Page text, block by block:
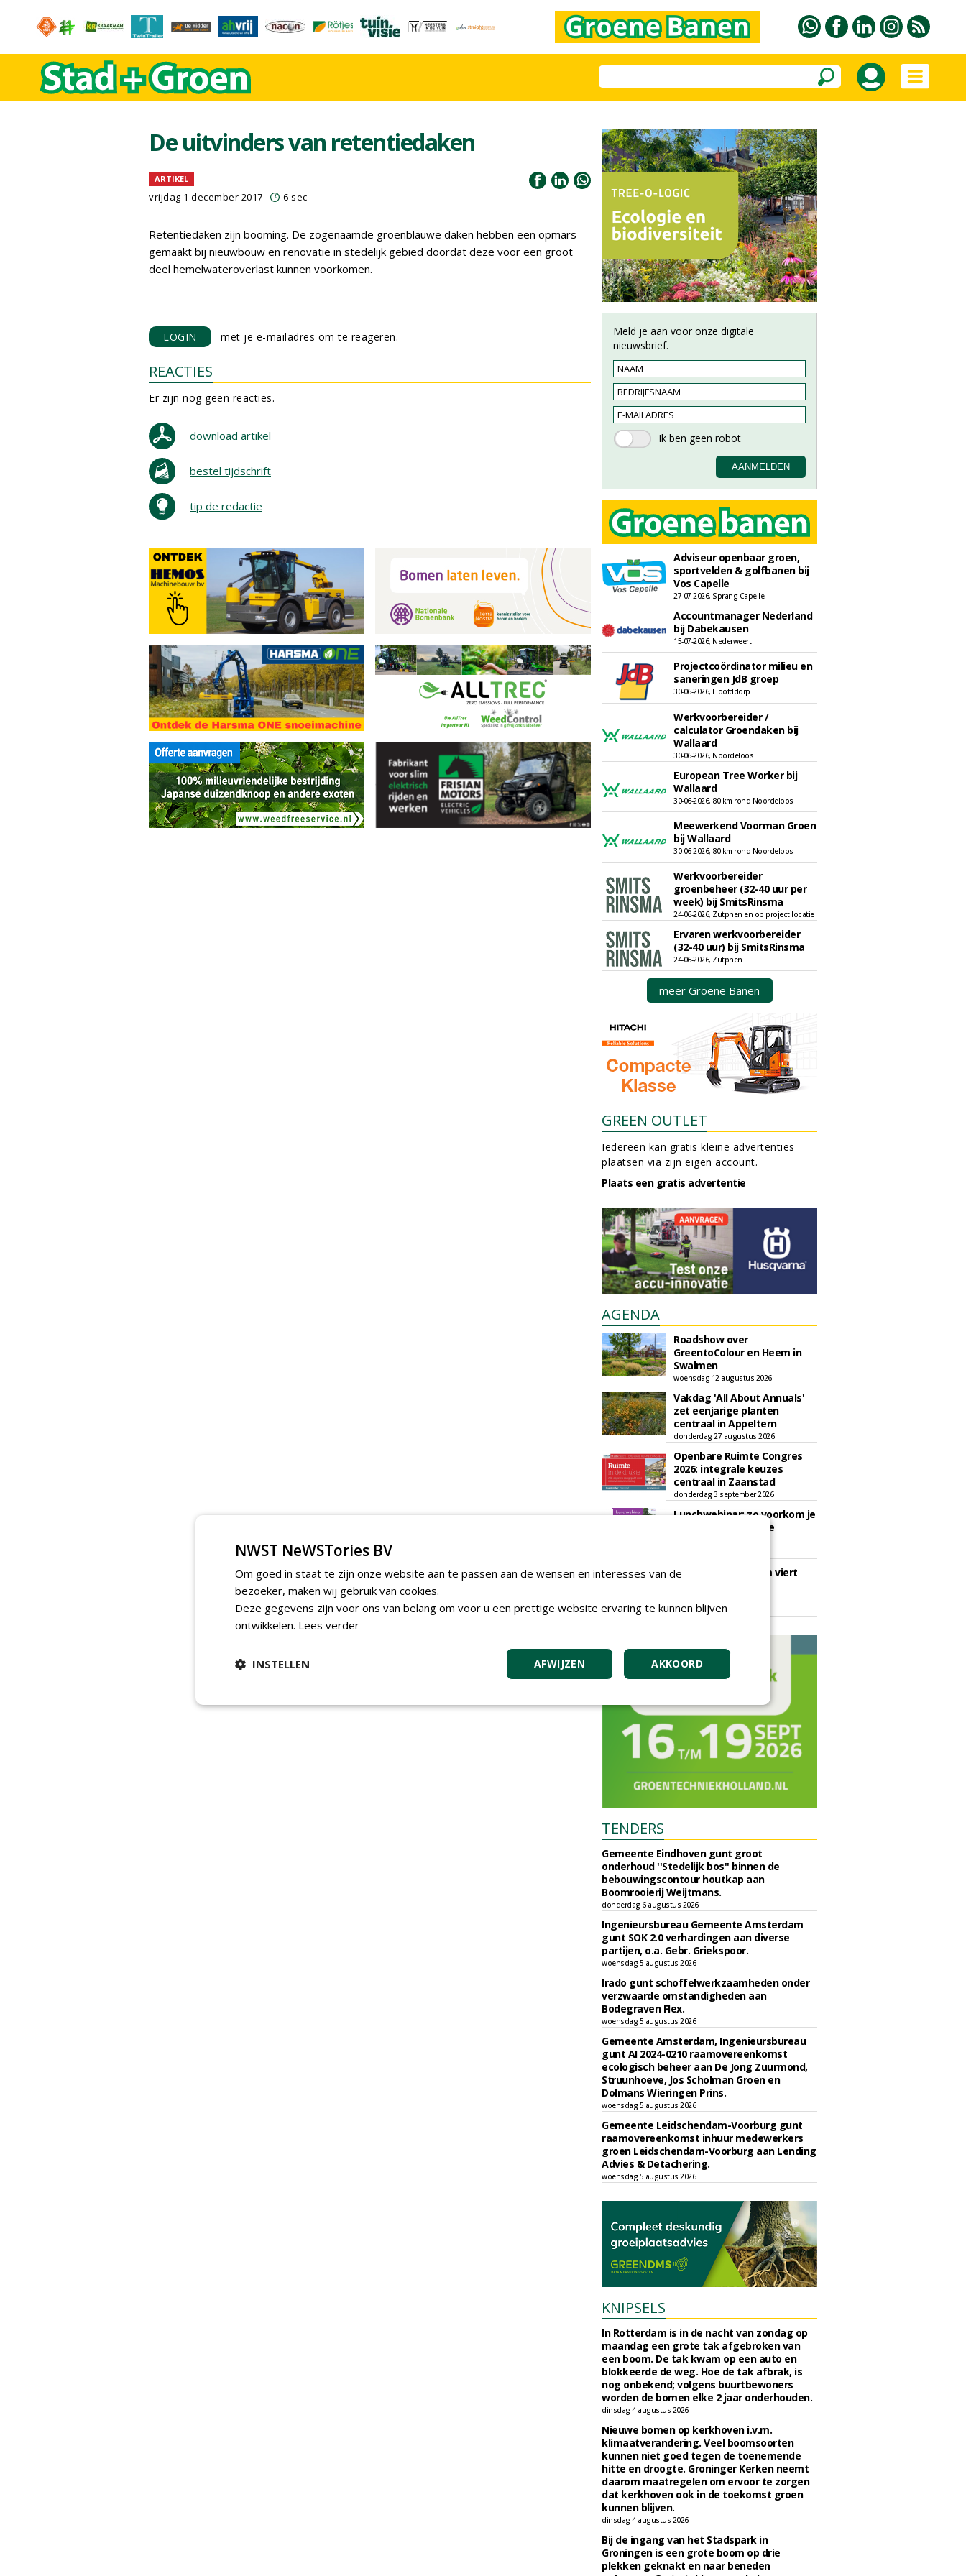
De uitvinders van retentiedaken
ARTIKEL
vrijdag 1 december 2017 6 sec
Retentiedaken zijn booming. De zogenaamde groenblauwe daken hebben een opmars
gemaakt bij nieuwbouw en renovatie in stedelijk gebied doordat deze voor een groot
deel hemelwateroverlast kunnen voorkomen.
LOGIN met je e-mailadres om te reageren.
REACTIES
Er zijn nog geen reacties.
download artikel
bestel tijdschrift
tip de redactie
Meld je aan voor onze digitale
nieuwsbrief.
Adviseur openbaar groen,
sportvelden & golfbanen bij
Vos Capelle
27-07-2026, Sprang-Capelle
Accountmanager Nederland
bij Dabekausen
15-07-2026, Nederweert
Projectcoördinator milieu en
saneringen JdB groep
30-06-2026, Hoofddorp
Werkvoorbereider /
calculator Groendaken bij
Wallaard
30-06-2026, Noordeloos
European Tree Worker bij
Wallaard
30-06-2026, 80 km rond Noordeloos
Meewerkend Voorman Groen
bij Wallaard
30-06-2026, 80 km rond Noordeloos
Werkvoorbereider
groenbeheer (32-40 uur per
week) bij SmitsRinsma
24-06-2026, Zutphen en op project locatie
Ervaren werkvoorbereider
(32-40 uur) bij SmitsRinsma
24-06-2026, Zutphen
meer Groene Banen
GREEN OUTLET
Iedereen kan gratis kleine advertenties
plaatsen via zijn eigen account.
Plaats een gratis advertentie
AGENDA
Roadshow over
GreentoColour en Heem in
Swalmen
woensdag 12 augustus 2026
Vakdag 'All About Annuals'
zet eenjarige planten
centraal in Appeltern
donderdag 27 augustus 2026
Openbare Ruimte Congres
2026: integrale keuzes
centraal in Zaanstad
donderdag 3 september 2026
Lunchwebinar: zo voorkom je
dat natuurinclusieve
Rooftop Symposium viert
vrijdag 18 september 2026
TENDERS
Gemeente Eindhoven gunt groot
onderhoud ''Stedelijk bos'' binnen de
bebouwingscontour houtkap aan
Boomrooierij Weijtmans.
donderdag 6 augustus 2026
Ingenieursbureau Gemeente Amsterdam
gunt SOK 2.0 verhardingen aan diverse
partijen, o.a. Gebr. Griekspoor.
woensdag 5 augustus 2026
Irado gunt schoffelwerkzaamheden onder
verzwaarde omstandigheden aan
Bodegraven Flex.
woensdag 5 augustus 2026
Gemeente Amsterdam, Ingenieursbureau
gunt AI 2024-0210 raamovereenkomst
ecologisch beheer aan De Jong Zuurmond,
Struunhoeve, Jos Scholman Groen en
Dolmans Wieringen Prins.
woensdag 5 augustus 2026
Gemeente Leidschendam-Voorburg gunt
raamovereenkomst inhuur medewerkers
groen Leidschendam-Voorburg aan Lending
Advies & Detachering.
woensdag 5 augustus 2026
KNIPSELS
In Rotterdam is in de nacht van zondag op
maandag een grote tak afgebroken van
een boom. De tak kwam op een auto en
blokkeerde de weg. Hoe de tak afbrak, is
nog onbekend; volgens buurtbewoners
worden de bomen elke 2 jaar onderhouden.
dinsdag 4 augustus 2026
Nieuwe bomen op kerkhoven i.v.m.
klimaatverandering. Veel boomsoorten
kunnen niet goed tegen de toenemende
hitte en droogte. Groninger Kerken neemt
daarom maatregelen om ervoor te zorgen
dat kerkhoven ook in de toekomst groen
kunnen blijven.
dinsdag 4 augustus 2026
Bij de ingang van het Stadspark in
Groningen is een grote boom op drie
plekken geknakt en naar beneden
NWST NeWSTories BV
Om goed in staat te zijn onze website aan te passen aan de wensen en interesses van de
bezoeker, maken wij gebruik van cookies.
Deze gegevens zijn voor ons van belang om voor u een prettige website ervaring te kunnen blijven
ontwikkelen. Lees verder
AKKOORD
AFWIJZEN
INSTELLEN